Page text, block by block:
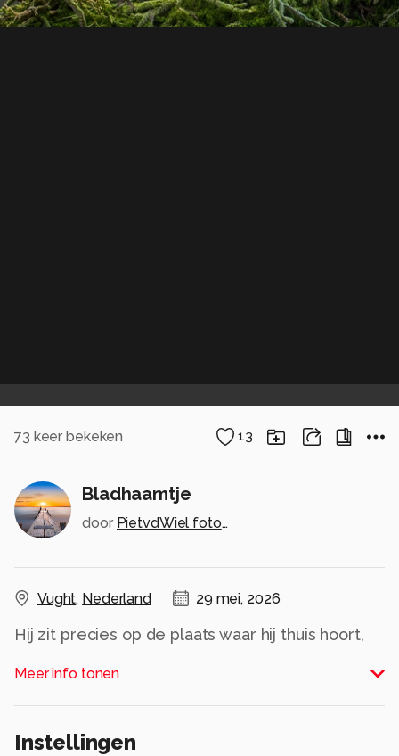
73 keer bekeken 13
Bladhaamtje
door PietvdWiel fotografie
Vught, Nederland 29 mei, 2026
Hij zit precies op de plaats waar hij thuis hoort,
Meer info tonen
Instellingen